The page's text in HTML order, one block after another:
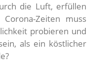
die Luft, erfüllen
Zeiten muss
probieren und
als ein köstlicher